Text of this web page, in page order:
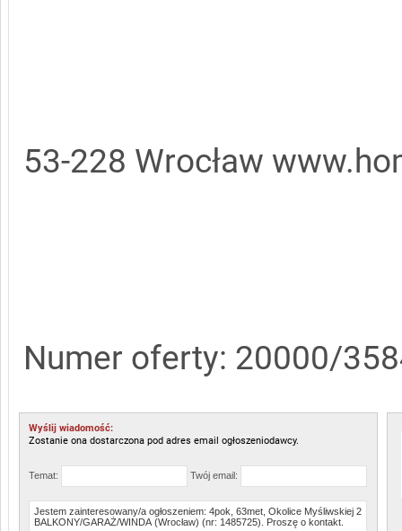
53-228 Wrocław
Numer oferty: 20000/
Wyślij wiadomość:
Zostanie ona dostarczona pod adres email ogłoszeniodawcy.
Temat: Twój email: